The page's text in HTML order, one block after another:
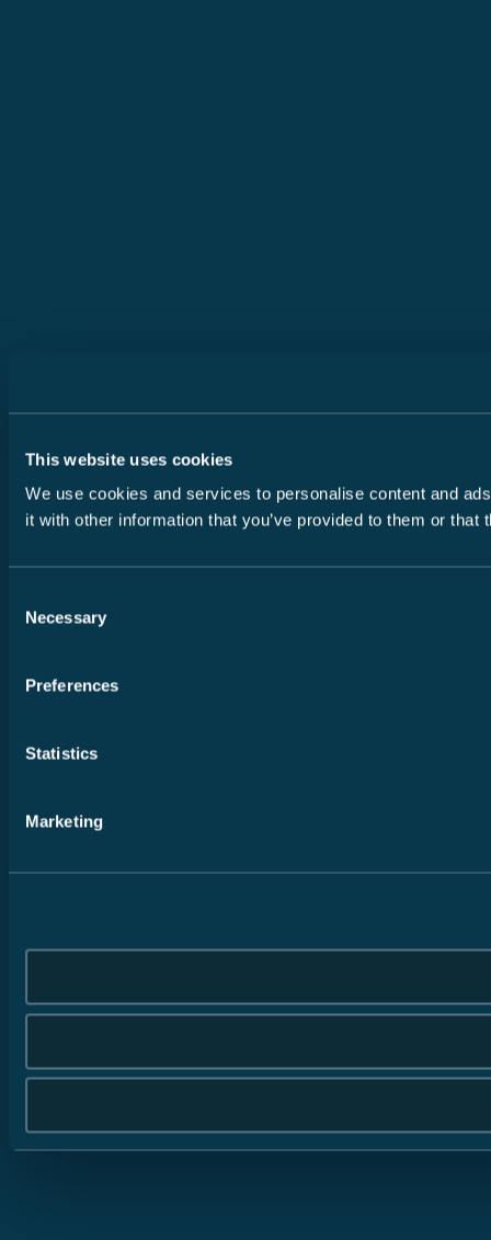
This website uses cookies
We use cookies and services to personalise content and
it with other information that you’ve provided to them or
Selection
Necessary
Preferences
Statistics
Marketing